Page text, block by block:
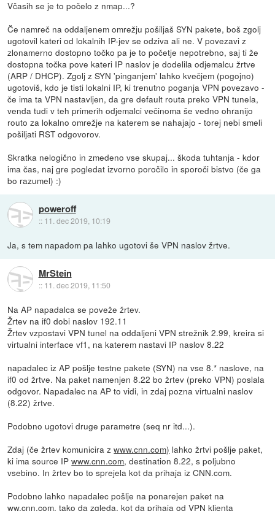
Včasih se je to počelo z nmap...?
Če namreč na oddaljenem omrežju pošiljaš SYN pakete, boš zgolj
ugotovil kateri od lokalnih IP-jev se odziva ali ne. V povezavi z
zlonamerno dostopno točko pa je to početje nepotrebno, saj ti že
dostopna točka pove kateri IP naslov je dodelila odjemalcu žrtve
(ARP / DHCP). Zgolj z SYN 'pinganjem' lahko kvečjem (pogojno)
ugotoviš, kdo je tisti lokalni IP, ki trenutno poganja VPN povezavo -
če ima ta VPN nastavljen, da gre default routa preko VPN tunela,
venda tudi v teh primerih odjemalci večinoma še vedno ohranijo
routo za lokalno omrežje na katerem se nahajajo - torej nebi smeli
pošiljati RST odgovorov.
Skratka nelogično in zmedeno vse skupaj... škoda tuhtanja - kdor
ima čas, naj gre pogledat izvorno poročilo in sporoči bistvo (če ga
bo razumel) :)
poweroff
:: 11. dec 2019, 10:19
Ja, s tem napadom pa lahko ugotovi še VPN naslov žrtve.
MrStein
:: 11. dec 2019, 11:50
Na AP napadalca se poveže žrtev.
Žrtev na if0 dobi naslov 192.11
Žrtev vzpostavi VPN tunel na oddaljeni VPN strežnik 2.99, kreira si
virtualni interface vf1, na katerem nastavi IP naslov 8.22
napadalec iz AP pošlje testne pakete (SYN) na vse 8.* naslove, na
if0 od žrtve. Na paket namenjen 8.22 bo žrtev (preko VPN) poslala
odgovor. Napadalec na AP to vidi, in zdaj pozna virtualni naslov
(8.22) žrtve.
Podobno ugotovi druge parametre (seq nr itd...).
Zdaj (če žrtev komunicira zwww.cnn.com) lahko žrtvi pošlje paket,
ki ima source IPwww.cnn.com, destination 8.22, s poljubno
vsebino. In žrtev bo to sprejela kot da prihaja iz CNN.com.
Podobno lahko napadalec pošlje na ponarejen paket na
ww.cnn.com, tako da zgleda, kot da prihaja od VPN klienta